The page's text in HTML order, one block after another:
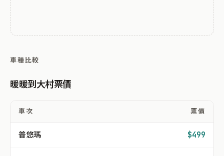
車種比較
暖暖到大村票價
車次 票價
普悠瑪 $499